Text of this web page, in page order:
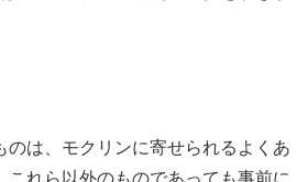
のは、モクリンに寄せられるよくあ
これら以外のものであっても事前に